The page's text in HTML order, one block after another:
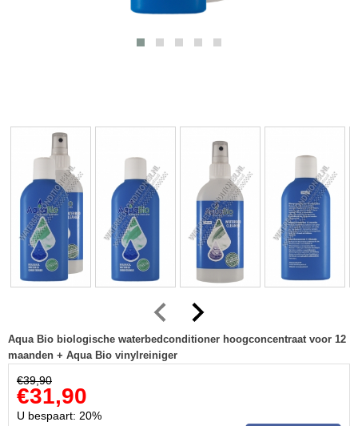
Aqua Bio biologische waterbedconditioner hoogconcentraat voor 12
maanden + Aqua Bio vinylreiniger
€39,90
€31,90
U bespaart: 20%